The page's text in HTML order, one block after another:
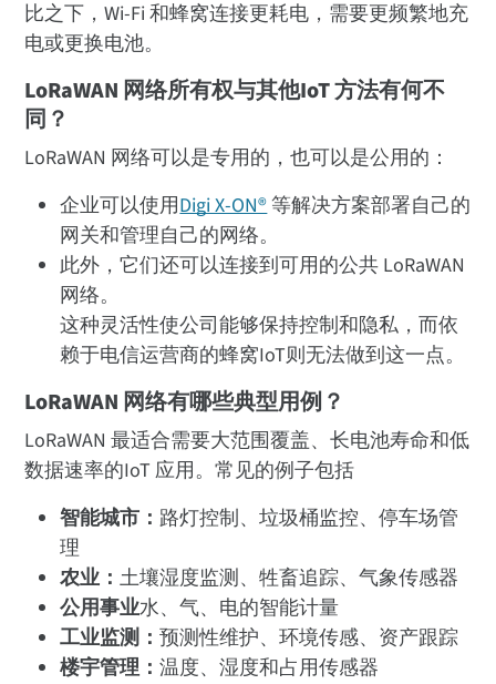
比之下，Wi-Fi 和蜂窝连接更耗电，需要更频繁地充
电或更换电池。
LoRaWAN 网络所有权与其他IoT 方法有何不
同？
LoRaWAN 网络可以是专用的，也可以是公用的：
企业可以使用Digi X-ON®等解决方案部署自己的
网关和管理自己的网络。
此外，它们还可以连接到可用的公共 LoRaWAN
网络。
这种灵活性使公司能够保持控制和隐私，而依
赖于电信运营商的蜂窝IoT则无法做到这一点。
LoRaWAN 网络有哪些典型用例？
LoRaWAN 最适合需要大范围覆盖、长电池寿命和低
数据速率的IoT 应用。常见的例子包括
智能城市：路灯控制、垃圾桶监控、停车场管
理
农业：土壤湿度监测、牲畜追踪、气象传感器
公用事业水、气、电的智能计量
工业监测：预测性维护、环境传感、资产跟踪
楼宇管理：温度、湿度和占用传感器